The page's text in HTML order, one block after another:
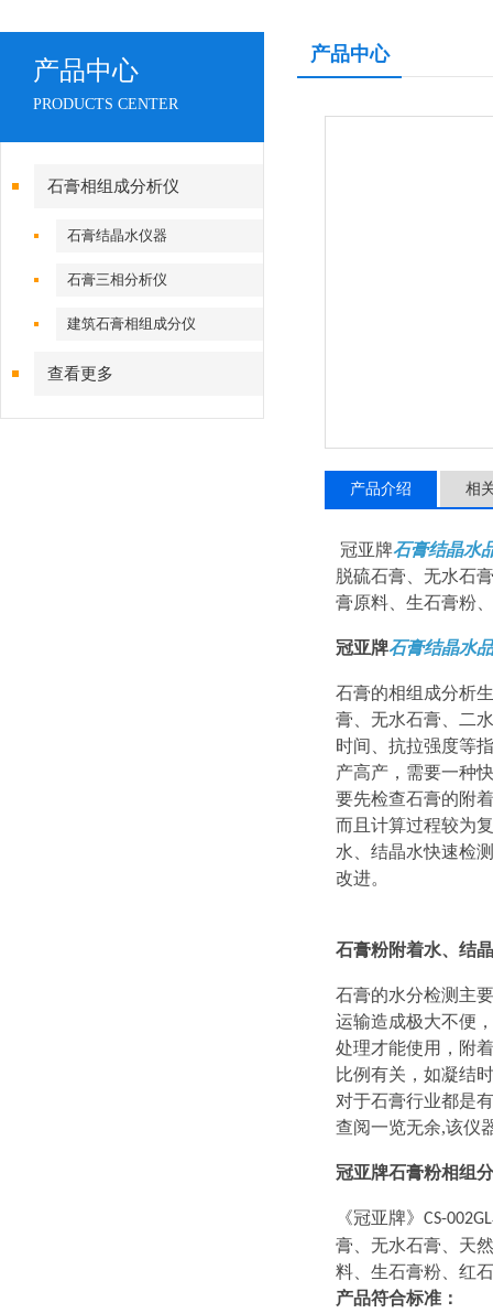
产品中心
PRODUCTS CENTER
石膏相组成分析仪
石膏结晶水仪器
石膏三相分析仪
建筑石膏相组成分仪
查看更多
产品中心
产品介绍 相
冠亚牌石膏结晶水
脱硫石膏、无水石
膏原料、生石膏粉
冠亚牌石膏结晶水
石膏的相组成分析
膏、无水石膏、二
时间、抗拉强度等
产高产，需要一种
要先检查石膏的附
而且计算过程较为
水、结晶水快速检
改进。
石膏粉附着水、结
石膏的水分检测主
运输造成极大不便
处理才能使用，附
比例有关，如凝结
对于石膏行业都是
查阅一览无余,该仪
冠亚牌石膏粉相组
《冠亚牌》 CS-002GL
膏、无水石膏、天
料、生石膏粉、红
产品符合标准：